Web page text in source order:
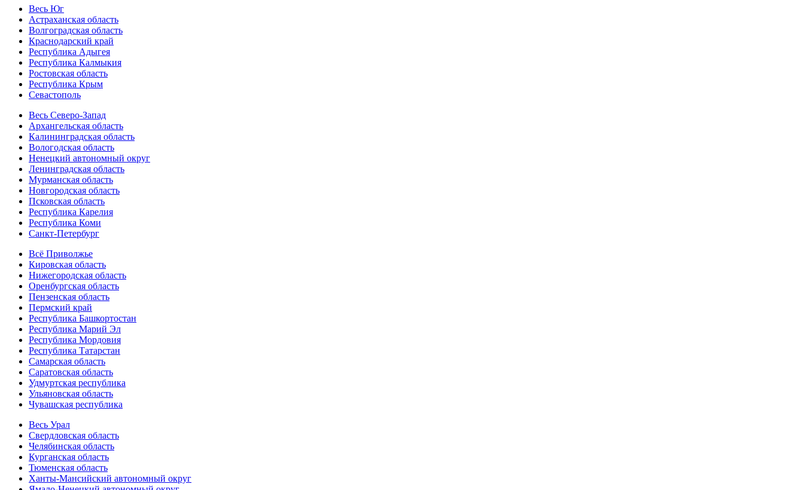
Весь Юг
Астраханская область
Волгоградская область
Краснодарский край
Республика Адыгея
Республика Калмыкия
Ростовская область
Республика Крым
Севастополь
Весь Северо-Запад
Архангельская область
Калининградская область
Вологодская область
Ненецкий автономный округ
Ленинградская область
Мурманская область
Новгородская область
Псковская область
Республика Карелия
Республика Коми
Санкт-Петербург
Всё Приволжье
Кировская область
Нижегородская область
Оренбургская область
Пензенская область
Пермский край
Республика Башкортостан
Республика Марий Эл
Республика Мордовия
Республика Татарстан
Самарская область
Саратовская область
Удмуртская республика
Ульяновская область
Чувашская республика
Весь Урал
Свердловская область
Челябинская область
Курганская область
Тюменская область
Ханты-Мансийский автономный округ